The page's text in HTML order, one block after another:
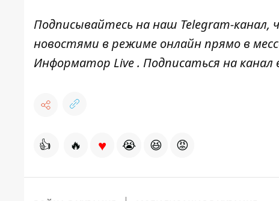
Подписывайтесь на наш Telegram-канал,
новостями в режиме онлайн прямо в
Информатор Live. Подписаться на
👍 🔥 ♥ 😭 😆 😡